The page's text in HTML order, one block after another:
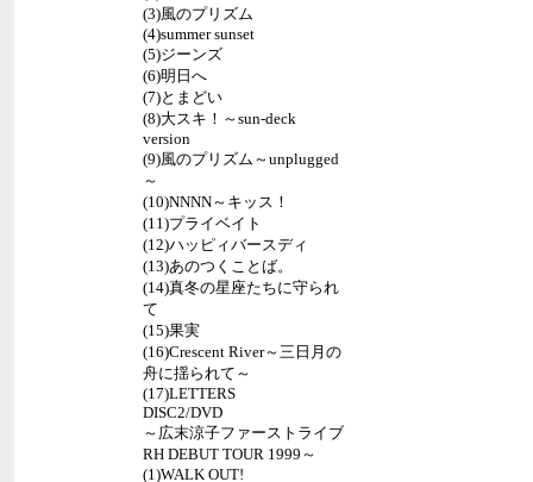
(3)風のプリズム
(4)summer sunset
(5)ジーンズ
(6)明日へ
(7)とまどい
(8)大スキ！～sun-deck
version
(9)風のプリズム～unplugged
～
(10)NNNN～キッス！
(11)プライベイト
(12)ハッピィバースディ
(13)あのつくことば。
(14)真冬の星座たちに守られ
て
(15)果実
(16)Crescent River～三日月の
舟に揺られて～
(17)LETTERS
DISC2/DVD
～広末涼子ファーストライブ
RH DEBUT TOUR 1999～
(1)WALK OUT!